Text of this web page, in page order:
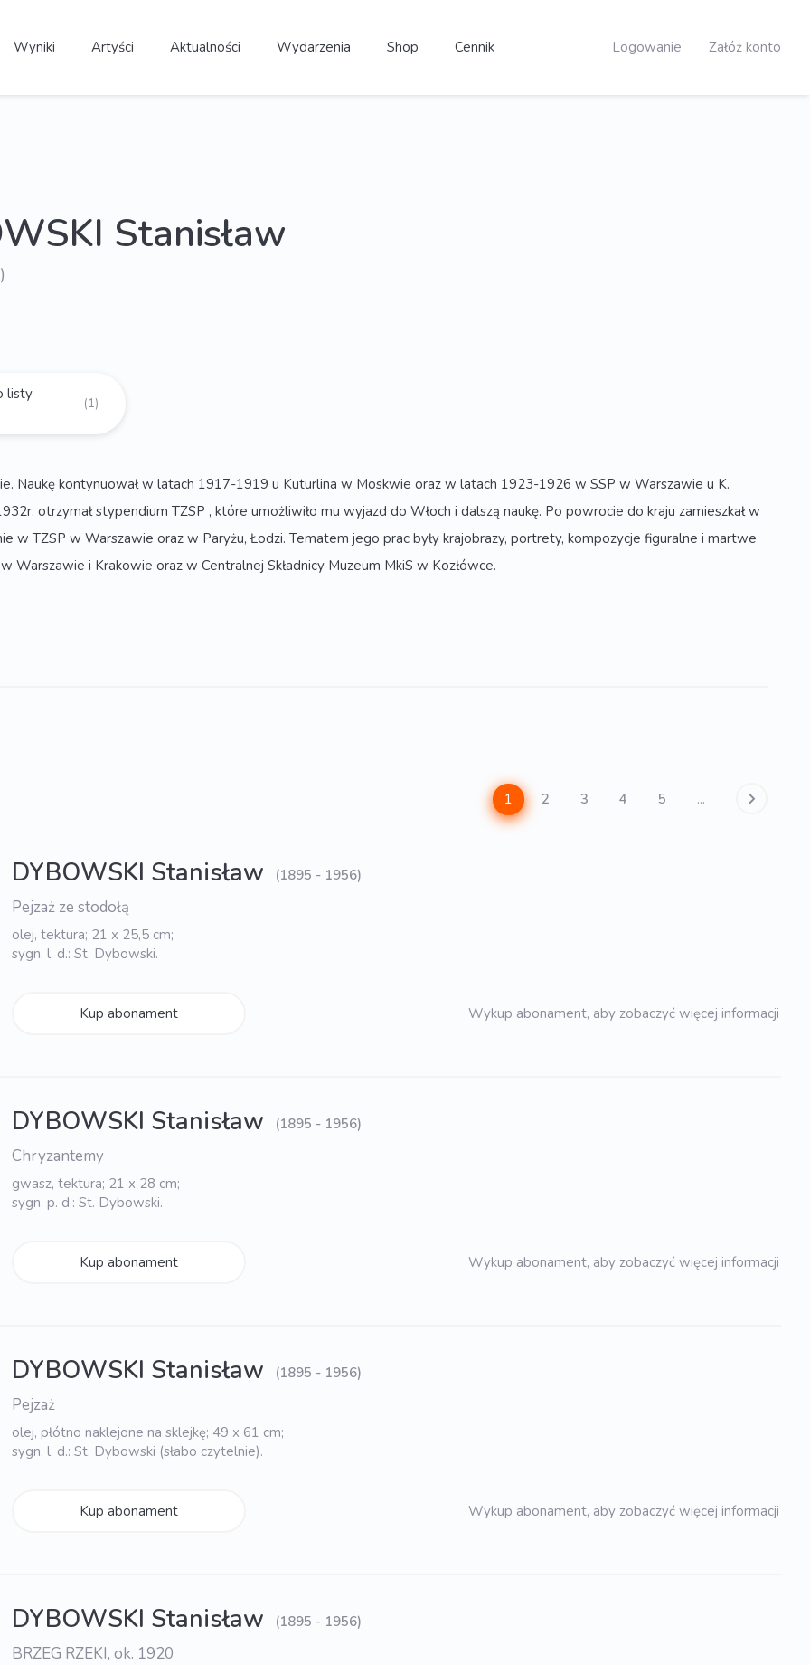
Wyniki Artyści Aktualności Wydarzenia Shop Cennik Logowanie Załóż konto
Stanisław
listy
(1)
Naukę kontynuował w latach 1917-1919 u Kuturlina w Moskwie oraz w latach 1923-1926 w SSP w Warszawie u K.
otrzymał stypendium TZSP , które umożliwiło mu wyjazd do Włoch i dalszą naukę. Po powrocie do kraju zamieszkał w
w TZSP w Warszawie oraz w Paryżu, Łodzi. Tematem jego prac były krajobrazy, portrety, kompozycje figuralne i martwe
i Krakowie oraz w Centralnej Składnicy Muzeum MkiS w Kozłówce.
1 2 3 4 5 ...
DYBOWSKI Stanisław (1895 - 1956)
Pejzaż ze stodołą
olej, tektura; 21 x 25,5 cm;
sygn. l. d.: St. Dybowski.
Kup abonament Wykup abonament, aby zobaczyć więcej informacji
DYBOWSKI Stanisław (1895 - 1956)
Chryzantemy
gwasz, tektura; 21 x 28 cm;
sygn. p. d.: St. Dybowski.
Kup abonament Wykup abonament, aby zobaczyć więcej informacji
DYBOWSKI Stanisław (1895 - 1956)
Pejzaż
olej, płótno naklejone na sklejkę; 49 x 61 cm;
sygn. l. d.: St. Dybowski (słabo czytelnie).
Kup abonament Wykup abonament, aby zobaczyć więcej informacji
DYBOWSKI Stanisław (1895 - 1956)
BRZEG RZEKI, ok. 1920